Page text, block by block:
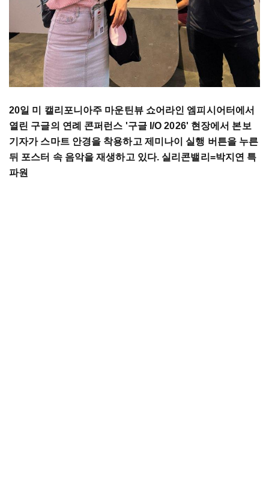
20일 미 캘리포니아주 마운틴뷰 쇼어라인 엠피시어터에서
열린 구글의 연례 콘퍼런스 '구글 I/O 2026' 현장에서 본보
기자가 스마트 안경을 착용하고 제미나이 실행 버튼을 누른
뒤 포스터 속 음악을 재생하고 있다. 실리콘밸리=박지연 특
파원